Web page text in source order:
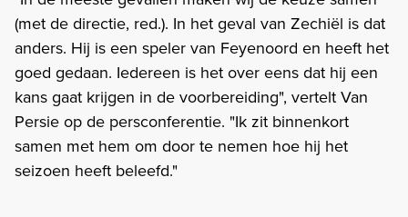
(met de directie, red.). In het geval van Zechiël is dat
anders. Hij is een speler van Feyenoord en heeft het
goed gedaan. Iedereen is het over eens dat hij een
kans gaat krijgen in de voorbereiding", vertelt Van
Persie op de persconferentie. "Ik zit binnenkort
samen met hem om door te nemen hoe hij het
seizoen heeft beleefd."